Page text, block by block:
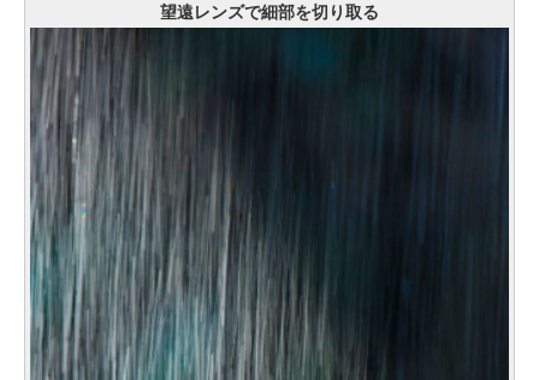
望遠レンズで細部を切り取る